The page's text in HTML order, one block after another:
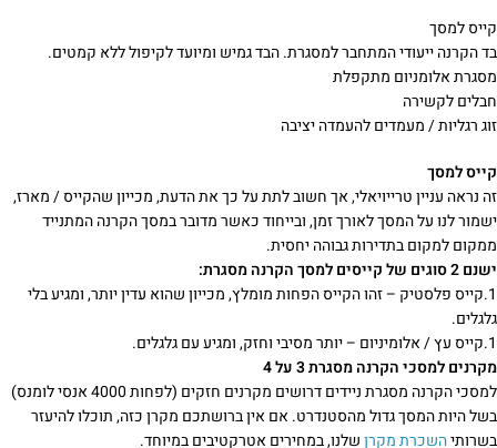
קייס למסך
בד הקרנה ייעודי המתחבר למסגרת. הבד גמיש ומיועד לקיפול ללא קמטים.
מסגרת אלומניום מתקפלת
חבלים לקשירה
זוג רגליות / מעמדים להעמדה יציבה
קייס למסך
זה נראה עניין טרייויאלי, אך חשוב לתת על כך את הדעת, מכייון שהקייס / מארז,
ישמור לנו על המסך לאורך זמן, ובייחוד כאשר מדובר במסך הקרנה המתנייד
ממקום למקום בתדירות גבוהה יחסית.
ישנם 2 סוגים של קייסים למסך הקרנה מסגרת:
1.קייס פלסטיק – זהו הקייס הפחות מומלץ, מכייון שהוא עדין יותר, ומגיע בלי
גלגלים.
1.קייס עץ / אלומיניום – יותר מסיבי וחזק, ומגיע עם גלגלים.
מקרנים למסכי הקרנה מסגרת 3 על 4
למסכי הקרנה מסגרת ניידים דרושים מקרנים חזקים (לפחות 4000 אנסי לומנס)
בשל היות המסך גדול מהסטנדרט. אם אין ברושתכם מקרן כזה, תוכלו להיעזר
בשרותיהשכרת מקרןשלנו, במחירים אטרקטיבים במיוחד.